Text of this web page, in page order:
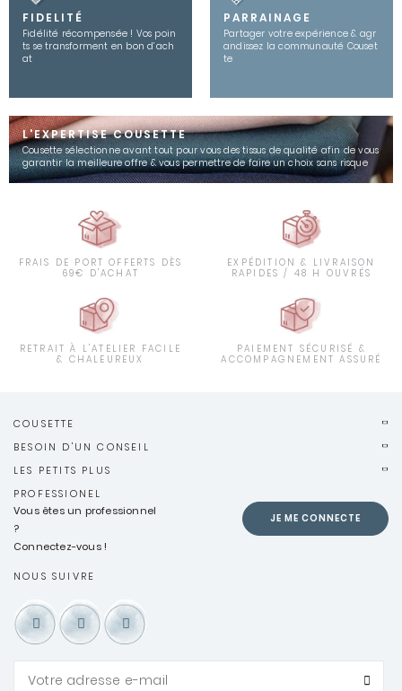
FIDELITÉ
Fidélité récompensée ! Vos poin
ts se transforment en bon d’ach
at
PARRAINAGE
Partager votre expérience & agr
andissez la communauté Couset
te
L'EXPERTISE COUSETTE
Cousette sélectionne avant tout pour vous des tissus de qualité afin de vous
garantir la meilleure offre & vous permettre de faire un choix sans risque
FRAIS DE PORT OFFERTS DÈS
69€ D'ACHAT
EXPÉDITION & LIVRAISON
RAPIDES / 48 H OUVRÉS
RETRAIT À L'ATELIER FACILE
& CHALEUREUX
PAIEMENT SÉCURISÉ &
ACCOMPAGNEMENT ASSURÉ
COUSETTE
BESOIN D'UN CONSEIL
LES PETITS PLUS
PROFESSIONEL
Vous êtes un professionnel
?
Connectez-vous !
JE ME CONNECTE
NOUS SUIVRE